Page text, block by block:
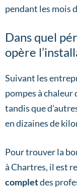
pendant les mois
Dans quel
opère
Suivant les
pompes à chaleur
tandis que
en dizaines de
Pour trouver la
à Chartres, il est
completdes